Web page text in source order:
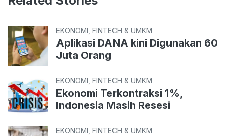
EKONOMI, FINTECH & UMKM
Aplikasi DANA kini Digunakan 60
Juta Orang
EKONOMI, FINTECH & UMKM
Ekonomi Terkontraksi 1%,
Indonesia Masih Resesi
EKONOMI, FINTECH & UMKM